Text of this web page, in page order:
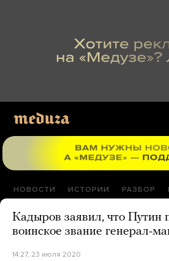
НОВОСТИ ИСТОРИИ РАЗБОР
Кадыров заявил, что Путин
воинское звание генерал-
14:27, 23 июля 2020